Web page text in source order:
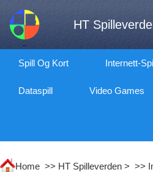
HT
Spill Og Kort Internett-
Dataspill Video Games
Home >> HT Spilleverden > >>